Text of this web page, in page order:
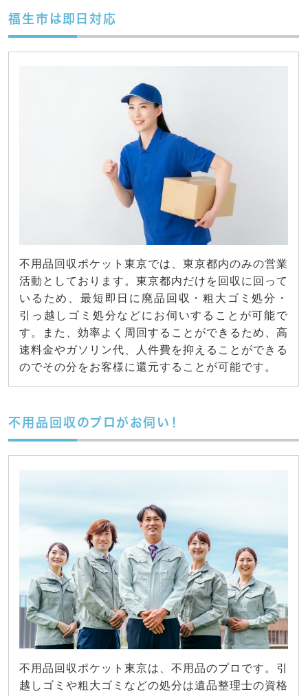
福生市は即日対応
不用品回収ポケット東京では、東京都内のみの営業
活動としております。東京都内だけを回収に回って
いるため、最短即日に廃品回収・粗大ゴミ処分・
引っ越しゴミ処分などにお伺いすることが可能で
す。また、効率よく周回することができるため、高
速料金やガソリン代、人件費を抑えることができる
のでその分をお客様に還元することが可能です。
不用品回収のプロがお伺い！
不用品回収ポケット東京は、不用品のプロです。引
越しゴミや粗大ゴミなどの処分は遺品整理士の資格